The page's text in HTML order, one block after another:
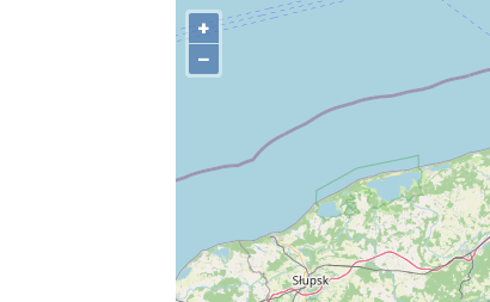
+
−